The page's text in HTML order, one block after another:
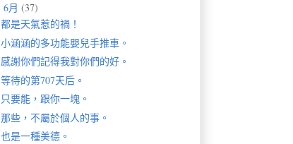
6月 (37)
都是天氣惹的禍！
小涵涵的多功能嬰兒手推車。
感謝你們記得我對你們的好。
等待的第707天后。
只要能，跟你一塊。
那些，不屬於個人的事。
也是一種美德。